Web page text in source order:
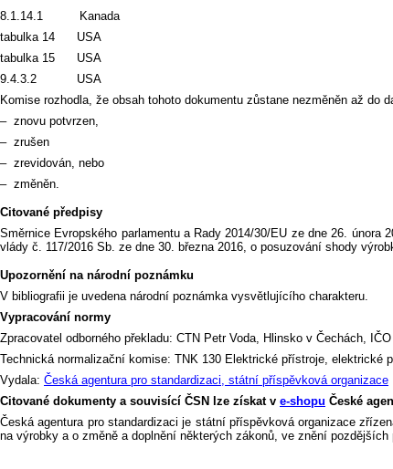
8.1.14.1 Kanada
tabulka 14 USA
tabulka 15 USA
9.4.3.2 USA
Komise rozhodla, že obsah tohoto dokumentu zůstane nezměněn až
– znovu potvrzen,
– zrušen
– zrevidován, nebo
– změněn.
Citované předpisy
Směrnice Evropského parlamentu a Rady 2014/30/EU ze dne 26.
vlády č. 117/2016 Sb. ze dne 30. března 2016, o posuzování shody
Upozornění na národní poznámku
V bibliografii je uvedena národní poznámka vysvětlujícího charakteru.
Vypracování normy
Zpracovatel odborného překladu: CTN Petr Voda, Hlinsko v Čechách,
Technická normalizační komise: TNK 130 Elektrické přístroje, elektrické
Vydala: Česká agentura pro standardizaci, státní příspěvková organizace
Citované dokumenty a souvisící ČSN lze získat v e-shopu České
Česká agentura pro standardizaci je státní příspěvková organizace
na výrobky a o změně a doplnění některých zákonů, ve znění pozdějších